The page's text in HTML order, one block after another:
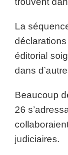
La
éditorial
dans
Beaucoup
26
judiciaires.